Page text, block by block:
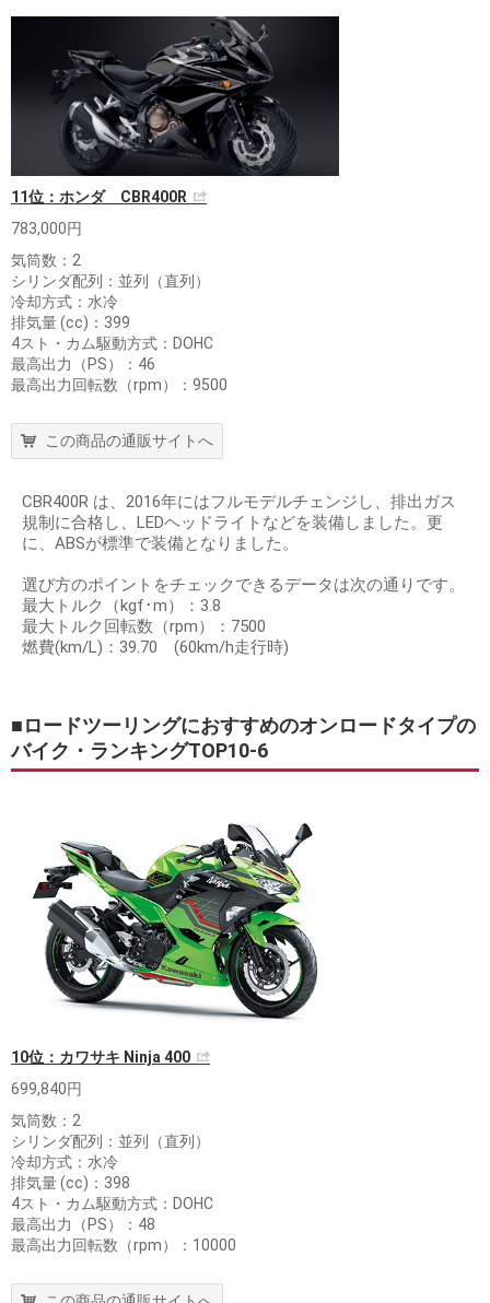
11位：ホンダ CBR400R
783,000円
気筒数：2
シリンダ配列：並列（直列）
冷却方式：水冷
排気量 (cc)：399
4スト・カム駆動方式：DOHC
最高出力（PS）：46
最高出力回転数（rpm）：9500
この商品の通販サイトへ
CBR400R は、2016年にはフルモデルチェンジし、排出ガス
規制に合格し、LEDヘッドライトなどを装備しました。更
に、ABSが標準で装備となりました。
選び方のポイントをチェックできるデータは次の通りです。
最大トルク（kgf･m）：3.8
最大トルク回転数（rpm）：7500
燃費(km/L)：39.70 (60km/h走行時)
■ロードツーリングにおすすめのオンロードタイプの
バイク・ランキングTOP10-6
10位：カワサキ Ninja 400
699,840円
気筒数：2
シリンダ配列：並列（直列）
冷却方式：水冷
排気量 (cc)：398
4スト・カム駆動方式：DOHC
最高出力（PS）：48
最高出力回転数（rpm）：10000